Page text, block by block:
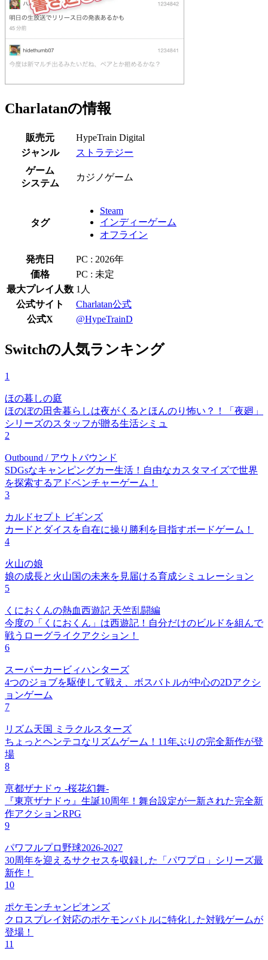
Charlatanの情報
販売元
HypeTrain Digital
ジャンル
ストラテジー
ゲーム
システム
カジノゲーム
タグ
Steam
インディーゲーム
オフライン
発売日
PC : 2026年
価格
PC : 未定
最大プレイ人数 1人
公式サイト
Charlatan公式
公式X
@HypeTrainD
Switchの人気ランキング
1
ほの暮しの庭
ほのぼの田舎暮らしは夜がくるとほんのり怖い？！「夜廻」
シリーズのスタッフが贈る生活シミュ
2
Outbound / アウトバウンド
SDGsなキャンピングカー生活！自由なカスタマイズで世界
を探索するアドベンチャーゲーム！
3
カルドセプト ビギンズ
カードとダイスを自在に操り勝利を目指すボードゲーム！
4
火山の娘
娘の成長と火山国の未来を見届ける育成シミュレーション
5
くにおくんの熱血西遊記 天竺乱闘編
今度の「くにおくん」は西遊記！自分だけのビルドを組んで
戦うローグライクアクション！
6
スーパーカービィハンターズ
4つのジョブを駆使して戦え、ボスバトルが中心の2Dアクシ
ョンゲーム
7
リズム天国 ミラクルスターズ
ちょっとヘンテコなリズムゲーム！11年ぶりの完全新作が登
場
8
亰都ザナドゥ -桜花幻舞-
『東亰ザナドゥ』生誕10周年！舞台設定が一新された完全新
作アクションRPG
9
パワフルプロ野球2026-2027
30周年を迎えるサクセスを収録した「パワプロ」シリーズ最
新作！
10
ポケモンチャンピオンズ
クロスプレイ対応のポケモンバトルに特化した対戦ゲームが
登場！
11